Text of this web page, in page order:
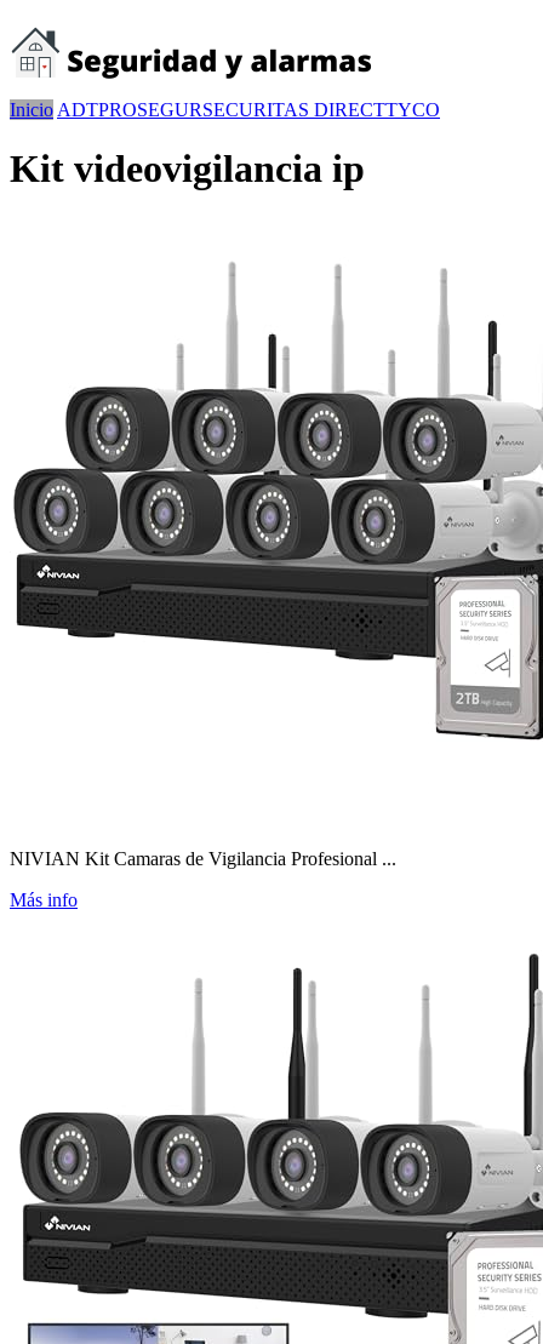
Inicio ADTPROSEGURSECURITAS DIRECTTYCO
Kit videovigilancia ip
NIVIAN Kit Camaras de Vigilancia Profesional ...
Más info